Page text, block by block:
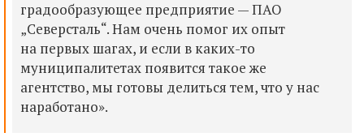
градообразующее предприятие — ПАО
„Северсталь“. Нам очень помог их опыт
на первых шагах, и если в каких-то
муниципалитетах появится такое же
агентство, мы готовы делиться тем, что у нас
наработано».